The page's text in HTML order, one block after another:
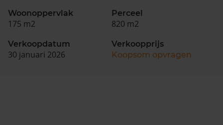
Woonoppervlak
175 m2
Perceel
820 m2
Verkoopdatum
30 januari 2026
Verkoopprijs
Koopsom opvragen